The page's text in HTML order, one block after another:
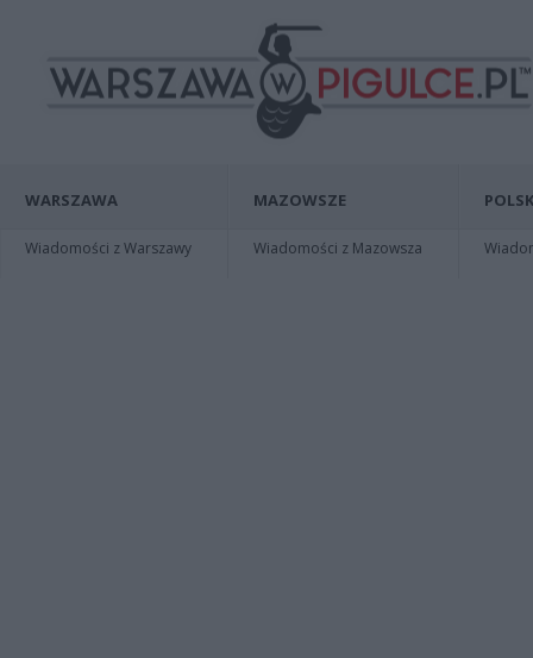
WARSZAWA
Wiadomości z Warszawy
MAZOWSZE
Wiadomości z Mazowsza